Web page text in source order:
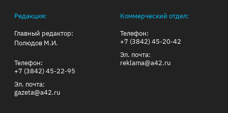
Редакция:
Главный редактор:
Полюдов М.И.
Телефон:
+7 (3842) 45-22-95
Эл. почта:
gazeta@a42.ru
Коммерческий отдел:
Телефон:
+7 (3842) 45-20-42
Эл. почта:
reklama@a42.ru